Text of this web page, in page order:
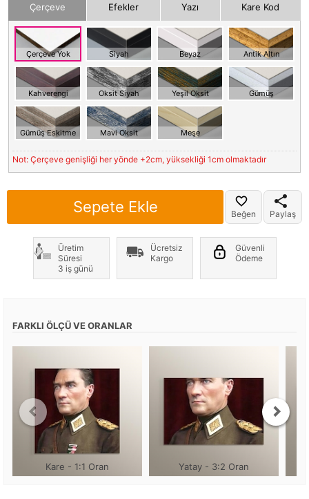
Çerçeve Efekler Yazı Kare Kod
Çerçeve Yok Siyah Beyaz Antik Altın
Kahverengi Oksit Siyah Yeşil Oksit Gümüş
Gümüş Eskitme Mavi Oksit Meşe
Not: Çerçeve genişliği her yönde +2cm, yüksekliği 1cm olmaktadır
Sepete Ekle Beğen Paylaş
Üretim
Süresi
3 iş günü
Ücretsiz
Kargo
Güvenli
Ödeme
FARKLI ÖLÇÜ VE ORANLAR
Kare - 1:1 Oran Yatay - 3:2 Oran